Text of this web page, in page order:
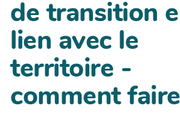
de transition
lien avec le
territoire -
comment